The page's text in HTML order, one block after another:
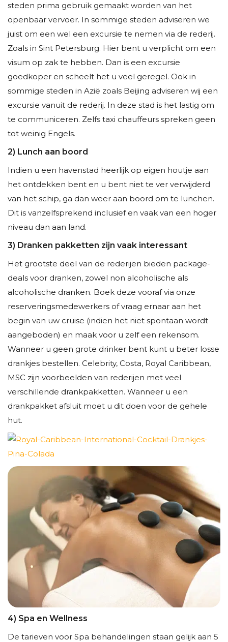
steden prima gebruik gemaakt worden van het
openbaar vervoer. In sommige steden adviseren we
juist om een wel een excursie te nemen via de rederij.
Zoals in Sint Petersburg. Hier bent u verplicht om een
visum op zak te hebben. Dan is een excursie
goedkoper en scheelt het u veel geregel. Ook in
sommige steden in Azië zoals Beijing adviseren wij een
excursie vanuit de rederij. In deze stad is het lastig om
te communiceren. Zelfs taxi chauffeurs spreken geen
tot weinig Engels.
2) Lunch aan boord
Indien u een havenstad heerlijk op eigen houtje aan
het ontdekken bent en u bent niet te ver verwijderd
van het schip, ga dan weer aan boord om te lunchen.
Dit is vanzelfsprekend inclusief en vaak van een hoger
niveau dan aan land.
3) Dranken pakketten zijn vaak interessant
Het grootste deel van de rederijen bieden package-
deals voor dranken, zowel non alcoholische als
alcoholische dranken. Boek deze vooraf via onze
reserveringsmedewerkers of vraag ernaar aan het
begin van uw cruise (indien het niet spontaan wordt
aangeboden) en maak voor u zelf een rekensom.
Wanneer u geen grote drinker bent kunt u beter losse
drankjes bestellen. Celebrity, Costa, Royal Caribbean,
MSC zijn voorbeelden van rederijen met veel
verschillende drankpakketten. Wanneer u een
drankpakket afsluit moet u dit doen voor de gehele
hut.
4) Spa en Wellness
De tarieven voor Spa behandelingen staan gelijk aan 5